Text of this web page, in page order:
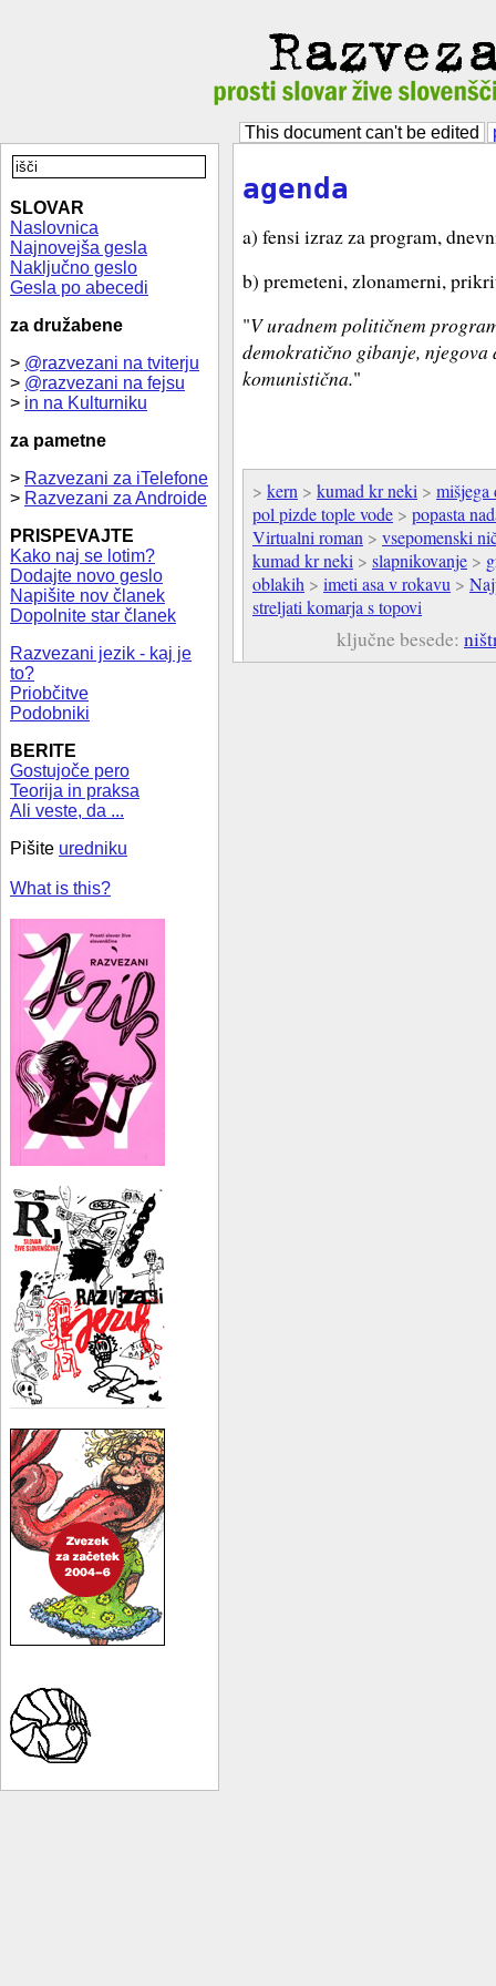
This document can't be edited
SLOVAR
Naslovnica
Najnovejša gesla
Naključno geslo
Gesla po abecedi
za družabene
> @razvezani na tviterju
> @razvezani na fejsu
> in na Kulturniku
za pametne
> Razvezani za iTelefone
> Razvezani za Androide
PRISPEVAJTE
Kako naj se lotim?
Dodajte novo geslo
Napišite nov članek
Dopolnite star članek
Razvezani jezik - kaj je
to?
Priobčitve
Podobniki
BERITE
Gostujoče pero
Teorija in praksa
Ali veste, da ...
Pišite uredniku
What is this?
agenda
a) fensi izraz za program,
b) premeteni, zlonamerni,
"V uradnem političnem
demokratično gibanje, njegova
komunistična."
> kern > kumad kr neki > mišjega
pol pizde tople vode > popasta
Virtualni roman > vsepomenski
kumad kr neki > slapnikovanje >
oblakih > imeti asa v rokavu >
streljati komarja s topovi
ključne besede: